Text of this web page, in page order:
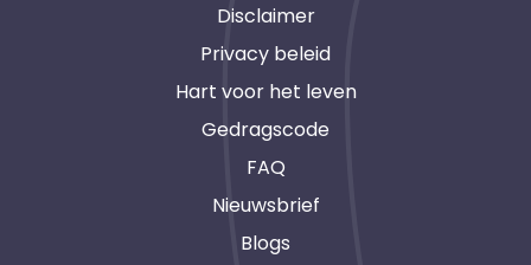
Disclaimer
Privacy beleid
Hart voor het leven
Gedragscode
FAQ
Nieuwsbrief
Blogs